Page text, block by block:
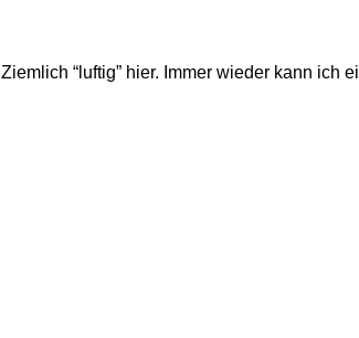
Ziemlich “luftig” hier. Immer wieder kann ich